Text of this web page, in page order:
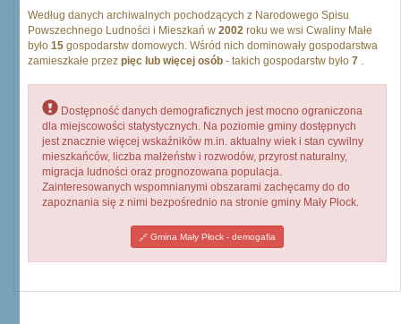
Według danych archiwalnych pochodzących z Narodowego Spisu
Powszechnego Ludności i Mieszkań w 2002 roku we wsi Cwaliny Małe
było 15 gospodarstw domowych. Wśród nich dominowały gospodarstwa
zamieszkałe przez pięc lub więcej osób - takich gospodarstw było 7 .
Dostępność danych demograficznych jest mocno ograniczona
dla miejscowości statystycznych. Na poziomie gminy dostępnych
jest znacznie więcej wskaźników m.in. aktualny wiek i stan cywilny
mieszkańców, liczba małżeństw i rozwodów, przyrost naturalny,
migracja ludności oraz prognozowana populacja.
Zainteresowanych wspomnianymi obszarami zachęcamy do do
zapoznania się z nimi bezpośrednio na stronie gminy Mały Płock.
Gmina Mały Płock - demogafia